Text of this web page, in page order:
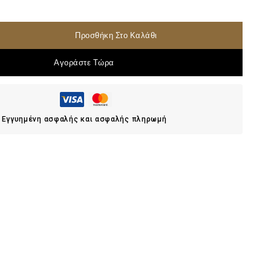
Προσθήκη Στο Καλάθι
Αγοράστε Τώρα
Εγγυημένη ασφαλής και ασφαλής πληρωμή